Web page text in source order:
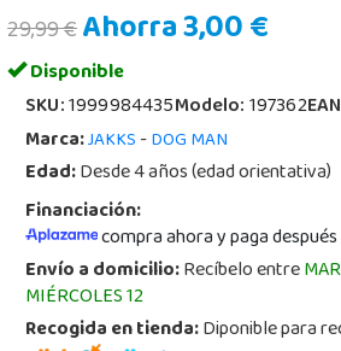
29,99 €Ahorra 3,00 €
Disponible
SKU:1999984435Modelo:197362
Marca:JAKKS-DOG MAN
Edad:Desde 4 años (edad orientativa)
Financiación:
compra ahora y paga después
Envío a domicilio:Recíbelo entre
MIÉRCOLES 12
Recogida en tienda:Diponible para